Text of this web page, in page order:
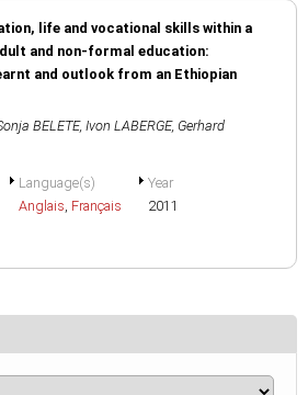
life and vocational skills within a
and non-formal education:
and outlook from an Ethiopian
BELETE, Ivon LABERGE, Gerhard
Language(s)
Anglais, Français
Year
2011